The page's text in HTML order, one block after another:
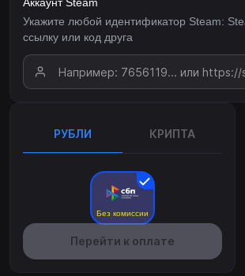
Укажите любой идентификатор Steam:
ссылку или код друга
РУБЛИ КРИПТА
Без комиссии
Перейти к оплате